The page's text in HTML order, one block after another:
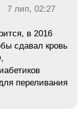
7 лип, 02:27
в 2016
сдавал кровь
переливания